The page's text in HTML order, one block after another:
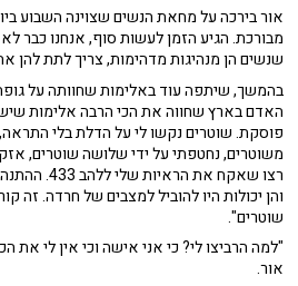
אור בירכה על מחאת הנשים שצוינה השבוע
מבורכת. הגיע הזמן לעשות סוף, אנחנו כבר לא
שנשים הן מנהיגות מדהימות, צריך לתת
בהמשך, שיתפה עוד באלימות שחוותה על
האדם בארץ שחווה את הכי הרבה אלימות
פוסקת. שוטרים נקשו לי על הדלת בלי
משוטרים, נחטפתי על ידי שלושה שוטרים,
רצו שאקח את
והן יכולות היו להוביל למצבים של חרדה. זה
שוטרים".
"למה הרביצו לי? כי אני אישה וכי אין לי
אור.